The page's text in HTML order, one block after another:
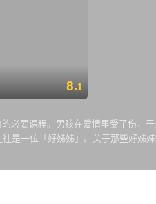
8.1
必要课程。男孩在爱情里受了伤，
是一位「好姊姊」。关于那些好
远 饰），是个有品味的熟男，演